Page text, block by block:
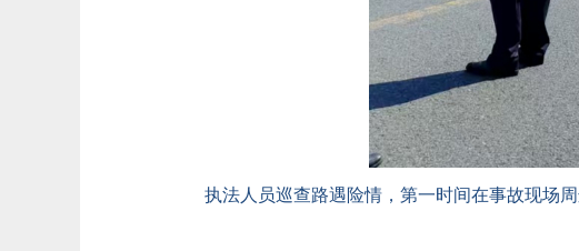
执法人员巡查路遇险情，第一时间在事故现场